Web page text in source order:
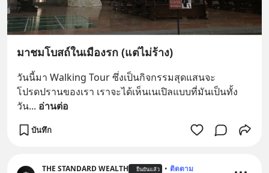
มาชมโบสถ์ในเมืองรก (แต่ไม่ร้าง)
วันนี้มา Walking Tour ซึ่งเป็นกิจกรรมสุดแสนจะ
โปรดปรานของเรา เราจะได้เห็นเนเปิลแบบที่มันเป็นทั้ง
วัน... อ่านต่อ
บันทึก
THE STANDARD WEALTH ยืนยันแล้ว • ติดตาม